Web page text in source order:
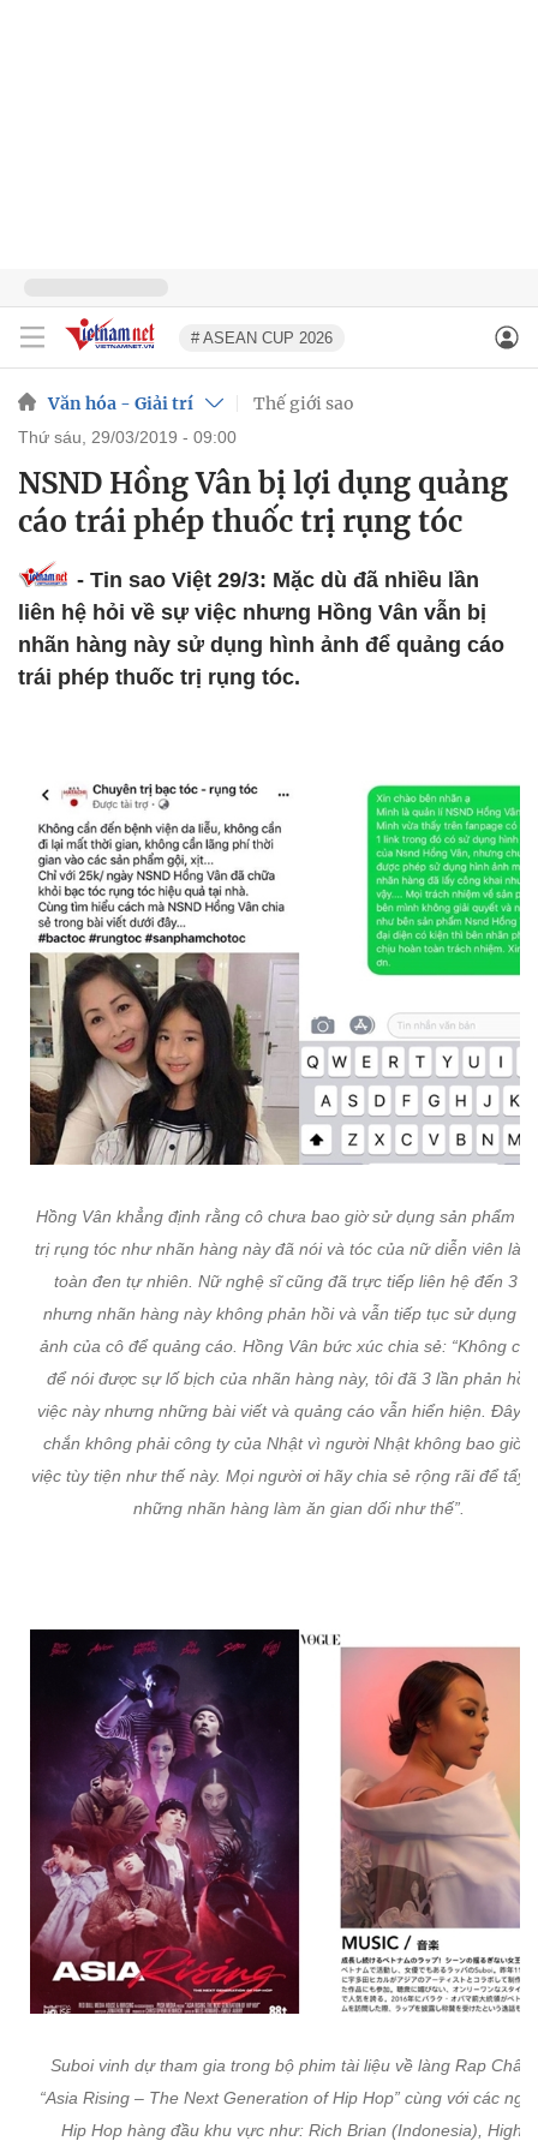
# ASEAN CUP 2026
Văn hóa - Giải trí Thế giới sao
thứ sáu, 29/03/2019 - 09:00
NSND Hồng Vân bị lợi dụng quảng
cáo trái phép thuốc trị rụng tóc
- Tin sao Việt 29/3: Mặc dù đã nhiều lần
liên hệ hỏi về sự việc nhưng Hồng Vân vẫn bị
nhãn hàng này sử dụng hình ảnh để quảng cáo
trái phép thuốc trị rụng tóc.
Hồng Vân khẳng định rằng cô chưa bao giờ sử dụng sản phẩm
trị rụng tóc như nhãn hàng này đã nói và tóc của nữ diễn viên là
toàn đen tự nhiên. Nữ nghệ sĩ cũng đã trực tiếp liên hệ đến 3
nhưng nhãn hàng này không phản hồi và vẫn tiếp tục sử dụng
ảnh của cô để quảng cáo. Hồng Vân bức xúc chia sẻ: “Không
để nói được sự lố bịch của nhãn hàng này, tôi đã 3 lần phản hồi
việc này nhưng những bài viết và quảng cáo vẫn hiển hiện. Đây
chắn không phải công ty của Nhật vì người Nhật không bao giờ
việc tùy tiện như thế này. Mọi người ơi hãy chia sẻ rộng rãi để tẩy
những nhãn hàng làm ăn gian dối như thế”.
Suboi vinh dự tham gia trong bộ phim tài liệu về làng Rap Châu
“Asia Rising – The Next Generation of Hip Hop” cùng với các
Hip Hop hàng đầu khu vực như: Rich Brian (Indonesia), Higher